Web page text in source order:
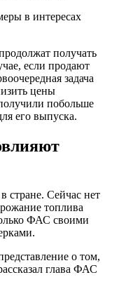
получать
если продают
задача
цены
побольше
его выпуска.
стране. Сейчас нет
топлива
ФАС своими
о том,
глава ФАС